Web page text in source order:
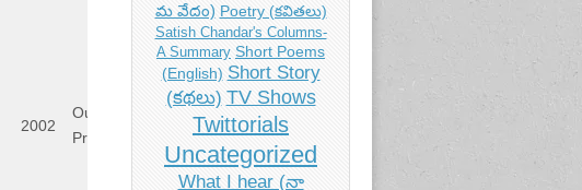
2002
Out of
Print
మ వేదం) Poetry (కవితలు)
Satish Chandar's Columns-
A Summary Short Poems
(English) Short Story
(కథలు) TV Shows
Twittorials
Uncategorized
What I hear (నా